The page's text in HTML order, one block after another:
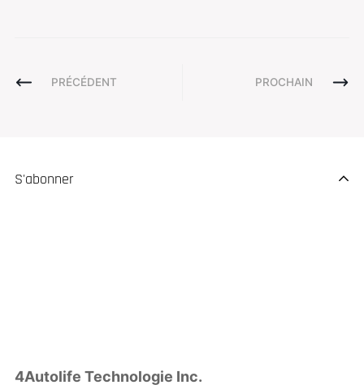
PRÉCÉDENT PROCHAIN
4Autolife Technologie Inc.
S'abonner